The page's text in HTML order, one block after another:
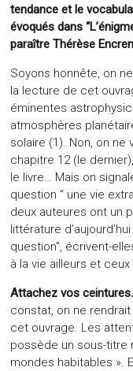
tendance et le
évoqués dans
paraître Thérèse
Soyons honnête, on
la lecture de cet
éminentes
atmosphères
solaire (1). Non, on ne
chapitre 12 (le
le livre… Mais on
question “ une vie
deux auteures ont un
littérature
question”, écrivent-
à la vie ailleurs et ceux
Attachez vos ceintures.
constat, on ne
cet ouvrage. Les
possède un sous-titre
mondes habitables ».